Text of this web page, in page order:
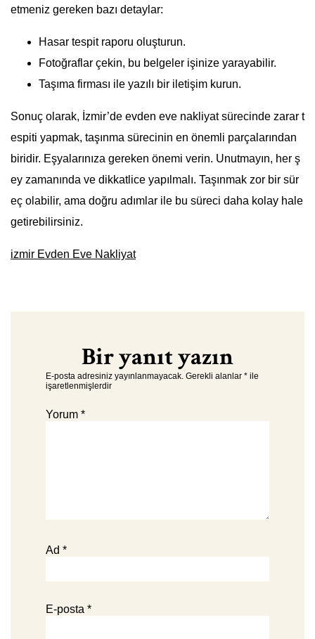
etmeniz gereken bazı detaylar:
Hasar tespit raporu oluşturun.
Fotoğraflar çekin, bu belgeler işinize yarayabilir.
Taşıma firması ile yazılı bir iletişim kurun.
Sonuç olarak, İzmir’de evden eve nakliyat sürecinde zarar t
espiti yapmak, taşınma sürecinin en önemli parçalarından
biridir. Eşyalarınıza gereken önemi verin. Unutmayın, her ş
ey zamanında ve dikkatlice yapılmalı. Taşınmak zor bir sür
eç olabilir, ama doğru adımlar ile bu süreci daha kolay hale
getirebilirsiniz.
izmir Evden Eve Nakliyat
Bir yanıt yazın
E-posta adresiniz yayınlanmayacak. Gerekli alanlar * ile
işaretlenmişlerdir
Yorum *
Ad *
E-posta *